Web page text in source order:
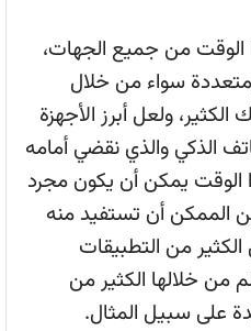
الوقت من جميع الجهات،
سواء من خلال
الكثير، ولعل أبرز الأجهزة
الذكي والذي نقضي أمامه
الوقت يمكن أن يكون مجرد
الممكن أن تستفيد منه
من التطبيقات
من خلالها الكثير من
على سبيل المثال.